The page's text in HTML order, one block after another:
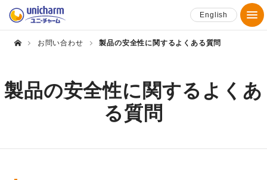
English
お問い合わせ 製品の安全性に関するよくある質問
製品の安全性に関するよくあ
る質問